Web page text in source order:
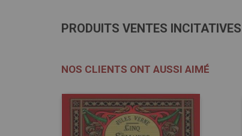
PRODUITS VENTES INCITATIVES
NOS CLIENTS ONT AUSSI AIMÉ